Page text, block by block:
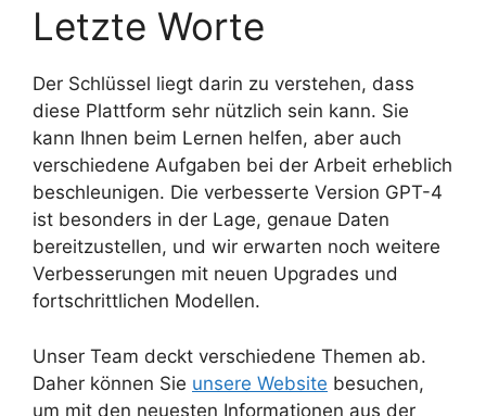
Letzte Worte
Der Schlüssel liegt darin zu verstehen, dass
diese Plattform sehr nützlich sein kann. Sie
kann Ihnen beim Lernen helfen, aber auch
verschiedene Aufgaben bei der Arbeit erheblich
beschleunigen. Die verbesserte Version GPT-4
ist besonders in der Lage, genaue Daten
bereitzustellen, und wir erwarten noch weitere
Verbesserungen mit neuen Upgrades und
fortschrittlichen Modellen.
Unser Team deckt verschiedene Themen ab.
Daher können Sie unsere Website besuchen,
um mit den neuesten Informationen aus der